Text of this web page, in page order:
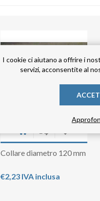
Collare diametro 120 mm
€2,23 IVA inclusa
I cookie ci aiutano a offrire i
servizi, acconsentite al